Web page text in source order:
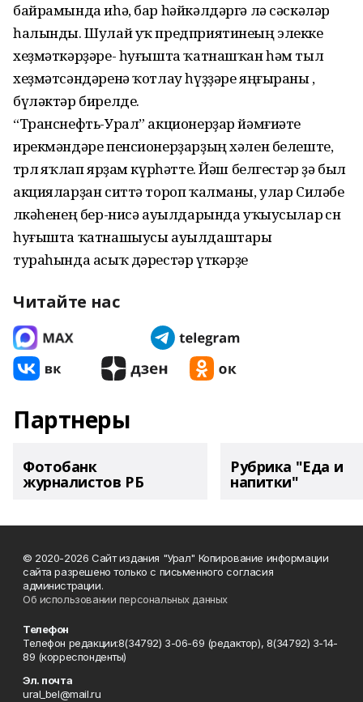
байрамында иһә, бар һәйкәлдәргә лә сәскәләр
һалынды. Шулай уҡ предприятинеың элекке
хеҙмәткәрҙәре- һуғышта ҡатнашҡан һәм тыл
хеҙмәтсәндәренә ҡотлау һүҙҙәре яңғыраны ,
бүләктәр бирелде.
“Транснефть-Урал” акционерҙар йәмғиәте
ирекмәндәре пенсионерҙарҙың хәлен белеште,
төрлө яҡлап ярҙам күрһәтте. Йәш белгестәр ҙә был
акцияларҙан ситтә тороп ҡалманы, улар Силәбе
өлкәһенең бер-нисә ауылдарында уҡыусылар өсөн
һуғышта ҡатнашыусы ауылдаштары
тураһында асыҡ дәрестәр үткәрҙе
Читайте нас
Партнеры
Фотобанк
журналистов РБ
Рубрика "Еда и
напитки"
© 2020-2026 Сайт издания "Урал" Копирование информации
сайта разрешено только с письменного согласия
администрации.
Об использовании персональных данных
Телефон
Телефон редакции:8(34792) 3-06-69 (редактор), 8(34792) 3-14-
89 (корреспонденты)
Эл. почта
ural_bel@mail.ru